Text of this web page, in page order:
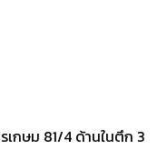
เกษม 81/4 ด้านในตึก 3